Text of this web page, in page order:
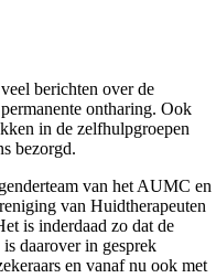
berichten over de
ontharing. Ook
in de zelfhulpgroepen
bezorgd.
van het AUMC en
van Huidtherapeuten
is inderdaad zo dat de
daarover in gesprek
en vanaf nu ook met